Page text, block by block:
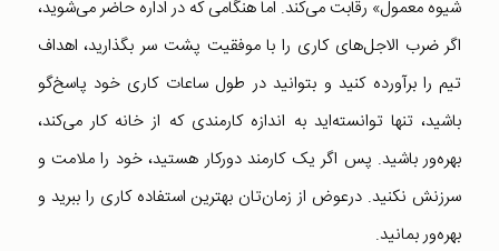
شیوه معمول» رقابت می‌کند. اما هنگامی که در اداره حاضر می‌شوید،
اگر ضرب الاجل‌های کاری را با موفقیت پشت سر بگذارید، اهداف
تیم را برآورده کنید و بتوانید در طول ساعات کاری خود پاسخ‌گو
باشید، تنها توانسته‌اید به اندازه کارمندی که از خانه کار می‌کند،
بهره‌ور باشید. پس اگر یک کارمند دورکار هستید، خود را ملامت و
سرزنش نکنید. در‌عوض از زمان‌تان بهترین استفاده کاری را ببرید و
بهره‌ور بمانید.